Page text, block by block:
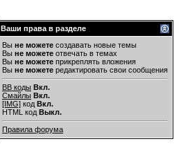
Ваши права в разделе
Вы не можете создавать новые темы
Вы не можете отвечать в темах
Вы не можете прикреплять вложения
Вы не можете редактировать свои сообщения
BB коды Вкл.
Смайлы Вкл.
[IMG] код Вкл.
HTML код Выкл.
Правила форума